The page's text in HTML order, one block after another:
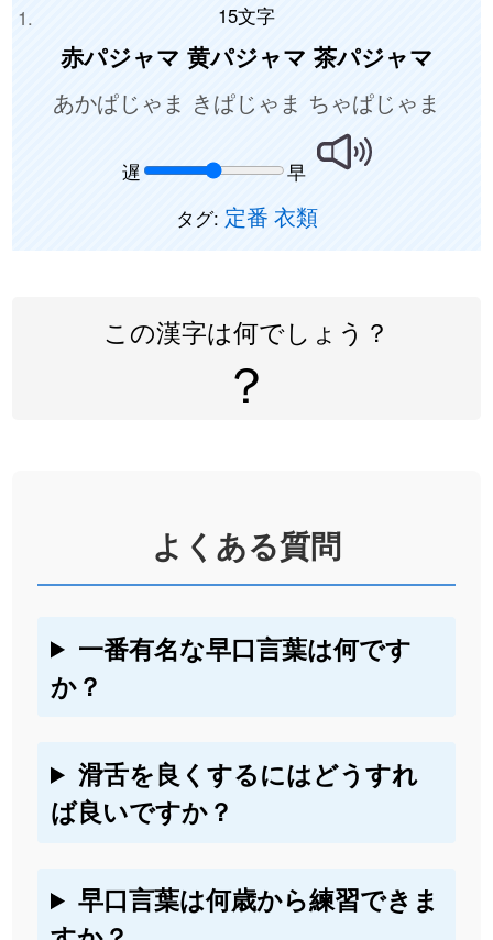
15文字
赤パジャマ 黄パジャマ 茶パジャマ
あかぱじゃま きぱじゃま ちゃぱじゃま
遅
早
タグ: 定番 衣類
この漢字は何でしょう？
？
よくある質問
一番有名な早口言葉は何です
か？
滑舌を良くするにはどうすれ
ば良いですか？
早口言葉は何歳から練習できま